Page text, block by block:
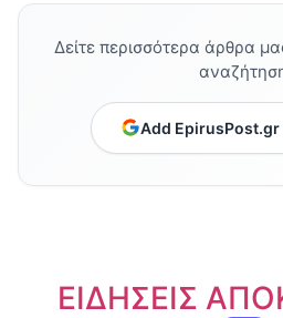
Δείτε περισσότερα άρθρα
Add EpirusPost.gr
ΕΙΔΗΣΕΙΣ